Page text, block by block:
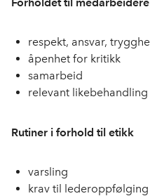
respekt, ansvar,
åpenhet for kritikk
samarbeid
relevant likebehandling
Rutiner i forhold til etikk
varsling
krav til